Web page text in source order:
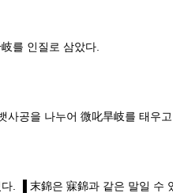
를 인질로 삼았다.
사공을 나누어 微叱旱岐를 태우
. ▐ 末錦은 寐錦과 같은 말일 수